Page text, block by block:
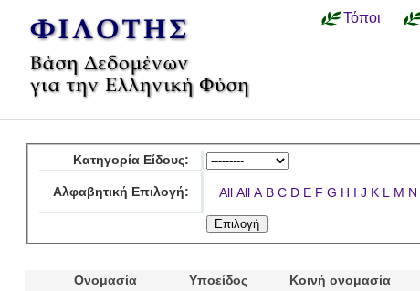
Τόποι
Κατηγορία Είδους:
Αλφαβητική Επιλογή: All All A B C D E F G H I J K L M N
Ονομασία Υποείδος Κοινή ονομασία